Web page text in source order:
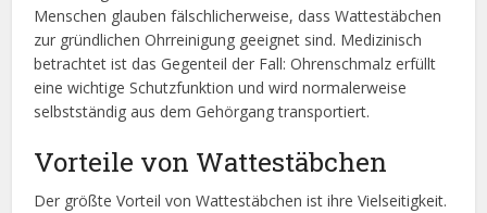
Menschen glauben fälschlicherweise, dass Wattestäbchen
zur gründlichen Ohrreinigung geeignet sind. Medizinisch
betrachtet ist das Gegenteil der Fall: Ohrenschmalz erfüllt
eine wichtige Schutzfunktion und wird normalerweise
selbstständig aus dem Gehörgang transportiert.
Vorteile von Wattestäbchen
Der größte Vorteil von Wattestäbchen ist ihre Vielseitigkeit.